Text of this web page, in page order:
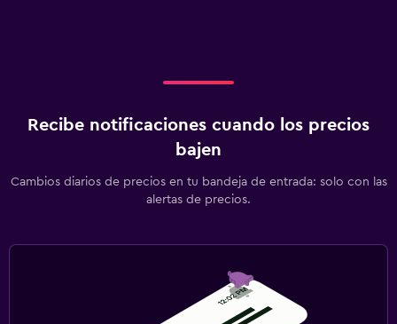
Recibe notificaciones cuando los precios
bajen
Cambios diarios de precios en tu bandeja de entrada: solo con las
alertas de precios.